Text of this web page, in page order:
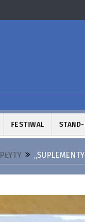
FESTIWAL
PŁYTY